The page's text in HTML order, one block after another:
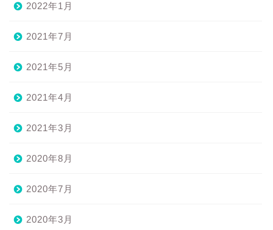
2022年1月
2021年7月
2021年5月
2021年4月
2021年3月
2020年8月
2020年7月
2020年3月